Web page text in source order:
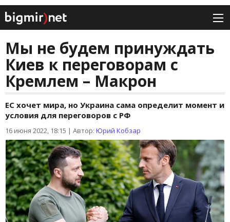
Мы не будем принуждать
Киев к переговорам с
Кремлем – Макрон
ЕС хочет мира, но Украина сама определит момент и
условия для переговоров с РФ
16 июня 2022, 18:15 | Автор: Юрий Кобзар